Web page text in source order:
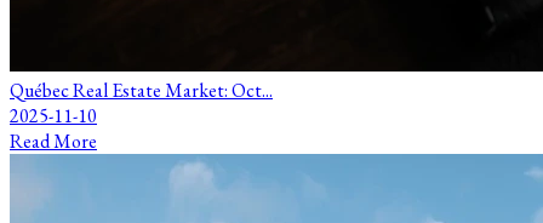
Québec Real Estate Market: Oct...
2025-11-10
Read More